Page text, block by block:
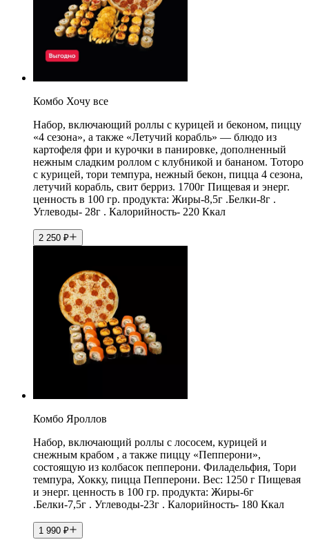
Комбо Хочу все
Набор, включающий роллы с курицей и беконом, пиццу
«4 сезона», а также «Летучий корабль» — блюдо из
картофеля фри и курочки в панировке, дополненный
нежным сладким роллом с клубникой и бананом. Тоторо
с курицей, тори темпура, нежный бекон, пицца 4 сезона,
летучий корабль, свит берриз. 1700г Пищевая и энерг.
ценность в 100 гр. продукта: Жиры-8,5г .Белки-8г .
Углеводы- 28г . Калорийность- 220 Ккал
2 250 ₽
Комбо Яроллов
Набор, включающий роллы с лососем, курицей и
снежным крабом , а также пиццу «Пепперони»,
состоящую из колбасок пепперони. Филадельфия, Тори
темпура, Хокку, пицца Пепперони. Вес: 1250 г Пищевая
и энерг. ценность в 100 гр. продукта: Жиры-6г
.Белки-7,5г . Углеводы-23г . Калорийность- 180 Ккал
1 990 ₽